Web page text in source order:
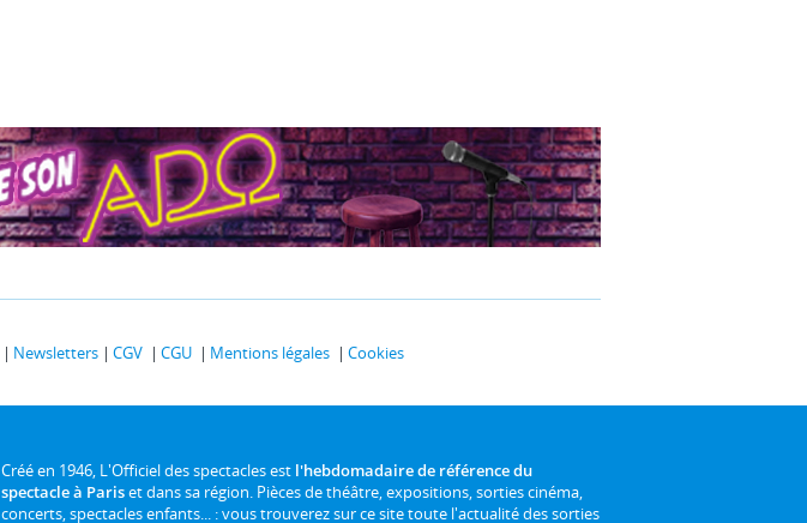
Newsletters CGV CGU Mentions légales Cookies
Créé en 1946, L'Officiel des spectacles est l'hebdomadaire de référence du
spectacle à Pariset dans sa région. Pièces de théâtre, expositions, sorties cinéma,
concerts, spectacles enfants... : vous trouverez sur ce site toute l'actualité des sorties